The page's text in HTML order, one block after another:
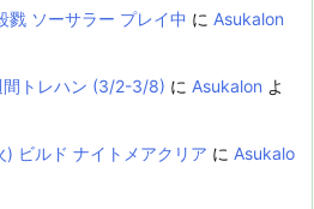
戮 ソーサラー プレイ中 に Asukalon
間トレハン (3/2-3/8) に Asukalon よ
ビルド ナイトメアクリア に Asukalo